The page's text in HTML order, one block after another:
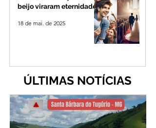
beijo viraram eternidade
18 de mai. de 2025
ÚLTIMAS NOTÍCIAS